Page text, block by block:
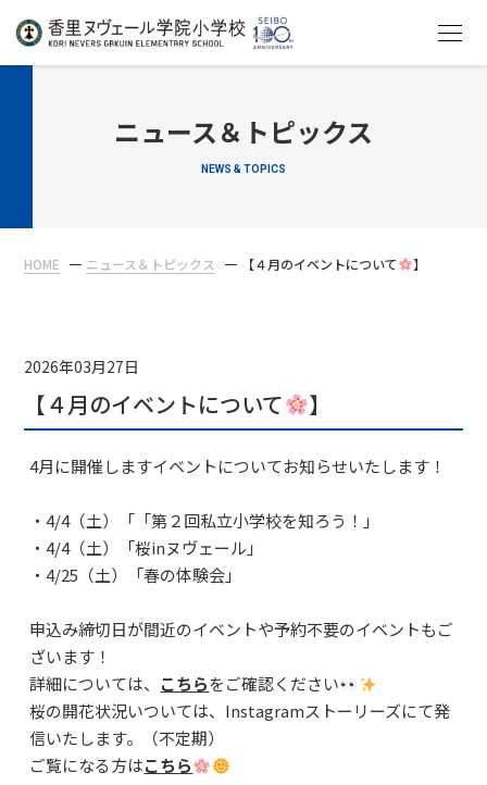
アクセス
よくあるご質問
資料請求・お問合せ
在校生・保護者の方へ
ニュース＆トピックス
NEWS & TOPICS
HOME ニュース＆トピックス 【４月のイベントについて 】
2026年03月27日
【４月のイベントについて 】
4月に開催しますイベントについてお知らせいたします！
・4/4（土）「「第２回私立小学校を知ろう！」
・4/4（土）「桜inヌヴェール」
・4/25（土）「春の体験会」
申込み締切日が間近のイベントや予約不要のイベントもご
ざいます！
詳細については、 こちらをご確認ください
桜の開花状況いついては、Instagramストーリーズにて発
信いたします。（不定期）
ご覧になる方はこちら